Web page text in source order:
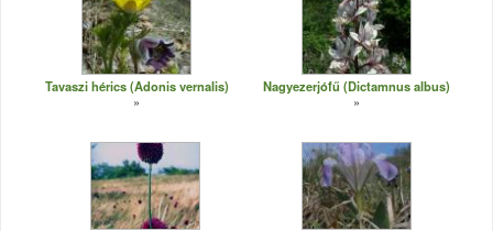
Tavaszi hérics (Adonis vernalis) Nagyezerjófű (Dictamnus albus)